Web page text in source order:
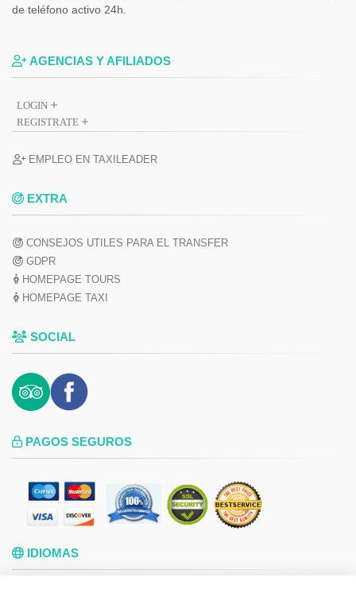
de teléfono activo 24h.
AGENCIAS Y AFILIADOS
LOGIN
REGISTRATE
EMPLEO EN TAXILEADER
EXTRA
CONSEJOS UTILES PARA EL TRANSFER
GDPR
HOMEPAGE TOURS
HOMEPAGE TAXI
SOCIAL
PAGOS SEGUROS
IDIOMAS